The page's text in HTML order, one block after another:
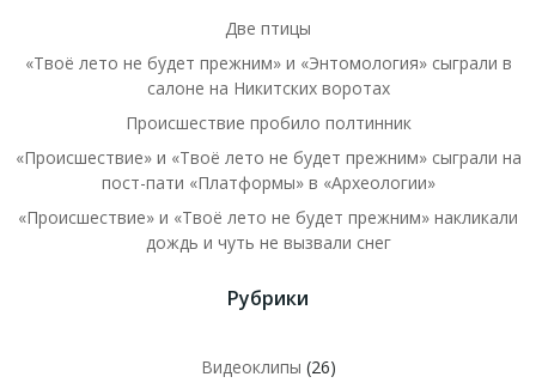
Две птицы
«Твоё лето не будет прежним» и «Энтомология» сыграли в
салоне на Никитских воротах
Происшествие пробило полтинник
«Происшествие» и «Твоё лето не будет прежним» сыграли на
пост-пати «Платформы» в «Археологии»
«Происшествие» и «Твоё лето не будет прежним» накликали
дождь и чуть не вызвали снег
Рубрики
Видеоклипы (26)